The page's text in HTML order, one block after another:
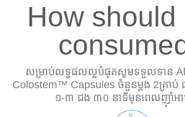
How should
សម្រាប់លទ្ធផលល្អបំផុតសូមទទួលទាន
Colostem™ Capsules ចំនួនម្តង 2គ្រាប់ ជ
១-៣ ដង ៣០ នាទីមុនពេលញ៉ាំអា